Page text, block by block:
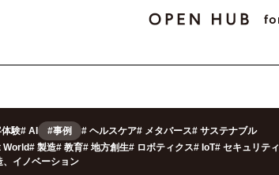
験# AI #事例 # ヘルスケア# メタバース# サステナブル
# 製造# 教育# 地方創生# ロボティクス# IoT# セキュリティ
、イノベーション